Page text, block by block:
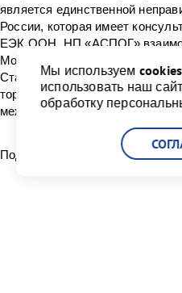
является единственной
России, которая имеет
ЕЭК ООН. НП «АСПОГ»
Морской Организации (ИМО),
Стандартизации (ИСО) и
торговле и развитию (ЮНКТАД)
международных нормативных
Поделиться:
Мы используем cookies
использовать наш
обработку